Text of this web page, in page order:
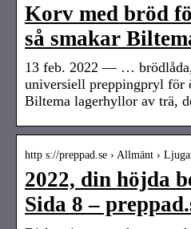
Korv med bröd
så smakar
13 feb. 2022 — …
universiell preppingpryl
Biltema lagerhyllor av trä,
http s://preppad.se › Allmänt ›
2022, din höjda
Sida 8 –